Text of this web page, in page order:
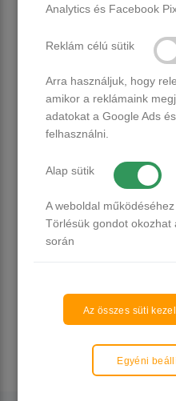
EzFlow műkörömépítő sablon
50db - zöld
Analytics és Facebook
Reklám célú sütik
Arra használjuk, hogy
amikor a reklámaink
adatokat a Google Ads
felhasználni.
Alap sütik
A weboldal
Törlésük gondot okozhat
során
Az összes süti
Egyéni